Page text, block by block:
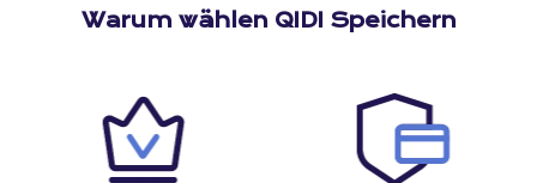
Warum wählen QIDI Speichern